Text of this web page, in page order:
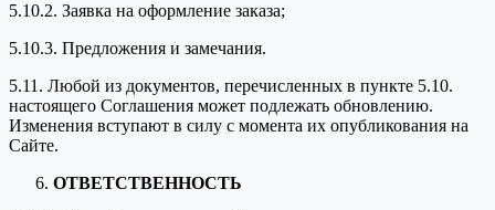
5.10.2. Заявка на оформление заказа;
5.10.3. Предложения и замечания.
5.11. Любой из документов, перечисленных в пункте 5.10.
настоящего Соглашения может подлежать обновлению.
Изменения вступают в силу с момента их опубликования на
Сайте.
ОТВЕТСТВЕННОСТЬ